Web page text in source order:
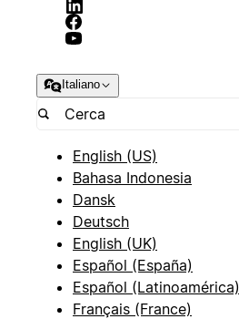
Italiano
English (US)
Bahasa Indonesia
Dansk
Deutsch
English (UK)
Español (España)
Español (Latinoamérica)
Français (France)